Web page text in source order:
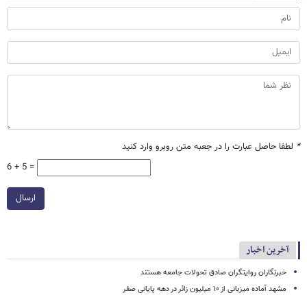
* لطفا حاصل عبارت را در جعبه متن روبرو وارد کنید
6 + 5 =
ارسال
آخرین اخبار
خبرنگاران روایتگران صادق تحولات جامعه هستند
مشهد آماده میزبانی از ۱۰ میلیون زائر در دهه پایانی صفر